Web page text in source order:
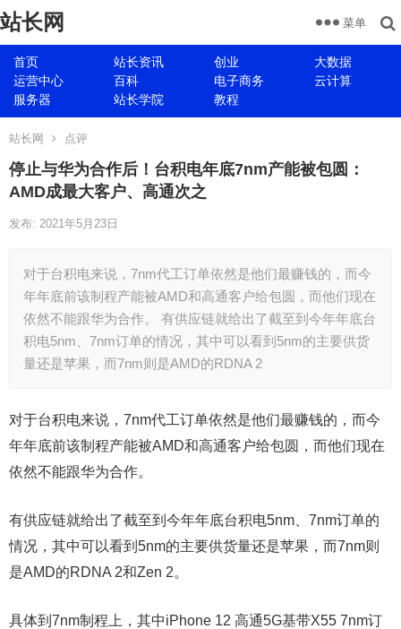
站长网
首页 站长资讯 创业
大数据
运营中心
百科 电子商务
云计算
服务器
站长学院 教程
菜单
站长网 点评
停止与华为合作后！台积电年底7nm产能被包圆：
AMD成最大客户、高通次之
发布: 2021年5月23日
对于台积电来说，7nm代工订单依然是他们最赚钱的，而今
年年底前该制程产能被AMD和高通客户给包圆，而他们现在
依然不能跟华为合作。 有供应链就给出了截至到今年年底台
积电5nm、7nm订单的情况，其中可以看到5nm的主要供货
量还是苹果，而7nm则是AMD的RDNA 2
对于台积电来说，7nm代工订单依然是他们最赚钱的，而今
年年底前该制程产能被AMD和高通客户给包圆，而他们现在
依然不能跟华为合作。
有供应链就给出了截至到今年年底台积电5nm、7nm订单的
情况，其中可以看到5nm的主要供货量还是苹果，而7nm则
是AMD的RDNA 2和Zen 2。
具体到7nm制程上，其中iPhone 12 高通5G基带X55 7nm订